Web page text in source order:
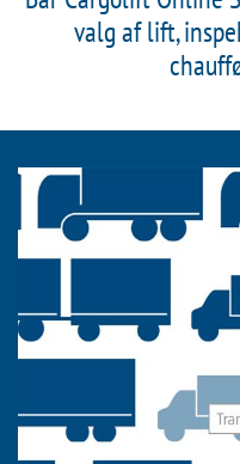
valg af lift,